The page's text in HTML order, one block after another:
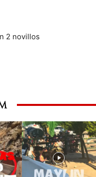
2 novillos